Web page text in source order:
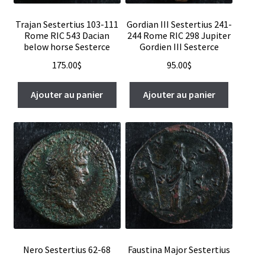
Trajan Sestertius 103-111
Rome RIC 543 Dacian
below horse Sesterce
175.00$
Ajouter au panier
Gordian III Sestertius 241-
244 Rome RIC 298 Jupiter
Gordien III Sesterce
95.00$
Ajouter au panier
Nero Sestertius 62-68
Faustina Major Sestertius